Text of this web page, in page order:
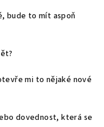
bude to mít aspoň
mi to nějaké nové
dovednost, která se